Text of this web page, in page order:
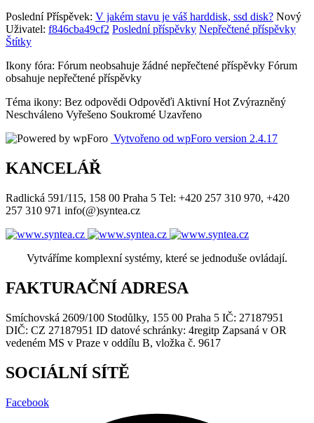
Poslední Příspěvek: V jakém stavu je váš harddisk, ssd disk? Nový
Uživatel: f846cba49cf2 Poslední příspěvky Nepřečtené příspěvky
Štítky
Ikony fóra: Fórum neobsahuje žádné nepřečtené příspěvky Fórum
obsahuje nepřečtené příspěvky
Téma ikony: Bez odpovědi OdpověďiAktivní Hot Zvýrazněný
Neschváleno Vyřešeno Soukromé Uzavřeno
Vytvořeno od wpForo version 2.4.17
KANCELÁŘ
Radlická 591/115, 158 00 Praha 5 Tel: +420 257 310 970, +420
257 310 971 info(@)syntea.cz
Vytváříme komplexní systémy, které se jednoduše ovládají.
FAKTURAČNÍ ADRESA
Smíchovská 2609/100 Stodůlky, 155 00 Praha 5 IČ: 27187951
DIČ: CZ 27187951 ID datové schránky: 4regitp Zapsaná v OR
vedeném MS v Praze v oddílu B, vložka č. 9617
SOCIÁLNÍ SÍTĚ
Facebook